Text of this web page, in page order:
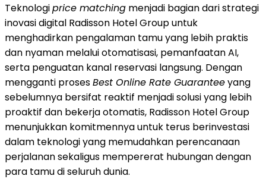
Teknologiprice matching menjadi bagian dari strategi
inovasi digital Radisson Hotel Group untuk
menghadirkan pengalaman tamu yang lebih praktis
dan nyaman melalui otomatisasi, pemanfaatan AI,
serta penguatan kanal reservasi langsung. Dengan
mengganti prosesBest Online Rate Guaranteeyang
sebelumnya bersifat reaktif menjadi solusi yang lebih
proaktif dan bekerja otomatis, Radisson Hotel Group
menunjukkan komitmennya untuk terus berinvestasi
dalam teknologi yang memudahkan perencanaan
perjalanan sekaligus mempererat hubungan dengan
para tamu di seluruh dunia.